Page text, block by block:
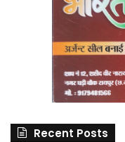
Recent Posts